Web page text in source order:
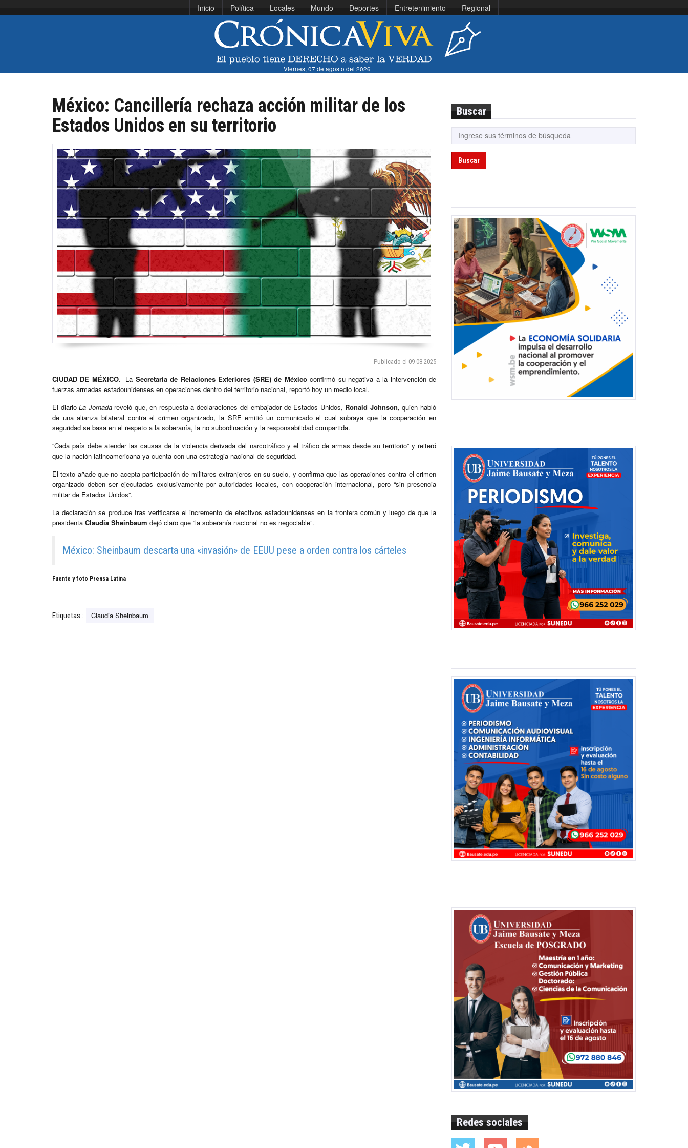
Inicio Política Locales Mundo Deportes Entretenimiento Regional
Viernes, 07 de agosto del 2026
México: Cancillería rechaza acción militar de los
Estados Unidos en su territorio
Publicado el 09-08-2025
CIUDAD DE MÉXICO.- La Secretaría de Relaciones Exteriores (SRE) de Méxicoconfirmó su negativa a la intervención de
fuerzas armadas estadounidenses en operaciones dentro del territorio nacional, reportó hoy un medio local.
El diarioLa Jornadareveló que, en respuesta a declaraciones del embajador de Estados Unidos, Ronald Johnson, quien habló
de una alianza bilateral contra el crimen organizado, la SRE emitió un comunicado el cual subraya que la cooperación en
seguridad se basa en el respeto a la soberanía, la no subordinación y la responsabilidad compartida.
“Cada país debe atender las causas de la violencia derivada del narcotráfico y el tráfico de armas desde su territorio” y reiteró
que la nación latinoamericana ya cuenta con una estrategia nacional de seguridad.
El texto añade que no acepta participación de militares extranjeros en su suelo, y confirma que las operaciones contra el crimen
organizado deben ser ejecutadas exclusivamente por autoridades locales, con cooperación internacional, pero “sin presencia
militar de Estados Unidos”.
La declaración se produce tras verificarse el incremento de efectivos estadounidenses en la frontera común y luego de que la
presidenta Claudia Sheinbaum dejó claro que “la soberanía nacional no es negociable”.
México: Sheinbaum descarta una «invasión» de EEUU pese a orden contra los cárteles
Fuente y foto Prensa Latina
Etiquetas : Claudia Sheinbaum
Buscar
Buscar
Redes sociales